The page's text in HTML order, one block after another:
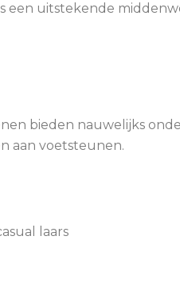
uitstekende
bieden nauwelijks
aan voetsteunen.
laars